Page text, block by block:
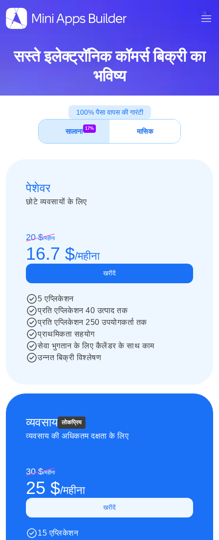
सस्ते इलेक्ट्रॉनिक कॉमर्स बिक्री का
भविष्य
100% पैसा वापस की गारंटी
सालाना 17% मासिक
पेशेवर
छोटे व्यवसायों के लिए
20 $/महीना
16.7 $/महीना
खरीदें
5 एप्लिकेशन
प्रति एप्लिकेशन 40 उत्पाद तक
प्रति एप्लिकेशन 250 उपयोगकर्ता तक
प्राथमिकता सहयोग
सेवा भुगतान के लिए कैलेंडर के साथ काम
उन्नत बिक्री विश्लेषण
व्यवसाय लोकप्रिय
व्यवसाय की अधिकतम दक्षता के लिए
30 $/महीना
25 $/महीना
खरीदें
15 एप्लिकेशन